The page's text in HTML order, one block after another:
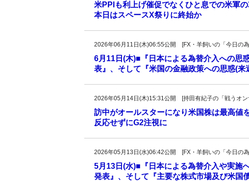
米PPIも利上げ催促でなくひと息での米軍
本日はスペースX祭りに終始か
2026年06月11日(木)06:55公開 [FX・羊飼いの「今日の
6月11日(木)■『日本による為替介入への思
表』、そして『米国の金融政策への思惑(来
2026年05月14日(木)15:31公開 [持田有紀子の「戦うオン
訪中がオールスターになり米国株は最高値
反応せずにG2注視に
2026年05月13日(水)06:42公開 [FX・羊飼いの「今日の
5月13日(水)■『日本による為替介入や実施
発表』、そして『主要な株式市場及び米国